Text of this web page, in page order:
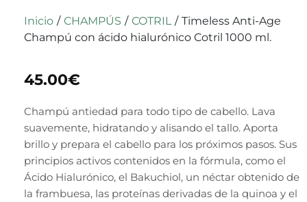
Inicio / CHAMPÚS / COTRIL / Timeless Anti-Age
Champú con ácido hialurónico Cotril 1000 ml.
45.00€
Champú antiedad para todo tipo de cabello. Lava
suavemente, hidratando y alisando el tallo. Aporta
brillo y prepara el cabello para los próximos pasos. Sus
principios activos contenidos en la fórmula, como el
Ácido Hialurónico, el Bakuchiol, un néctar obtenido de
la frambuesa, las proteínas derivadas de la quinoa y el